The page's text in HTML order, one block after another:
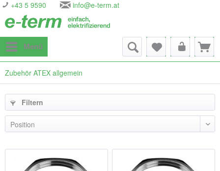
+43 5 9590 info@e-term.at
Menü
Zubehör ATEX allgemein
Filtern